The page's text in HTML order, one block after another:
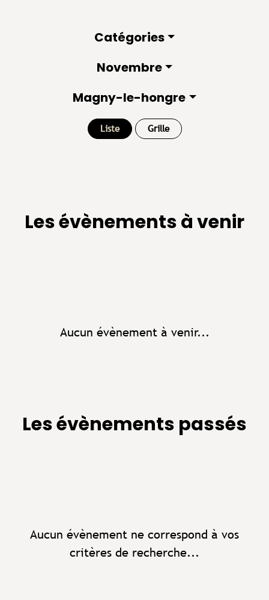
Catégories
Novembre
Magny-le-hongre
Liste Grille
Les évènements à venir
Aucun évènement à venir...
Les évènements passés
Aucun évènement ne correspond à vos
critères de recherche...